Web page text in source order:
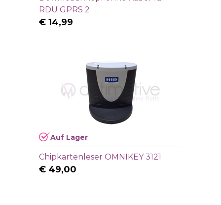
RDU GPRS 2
€ 14,99
Auf Lager
Chipkartenleser OMNIKEY 3121
€ 49,00